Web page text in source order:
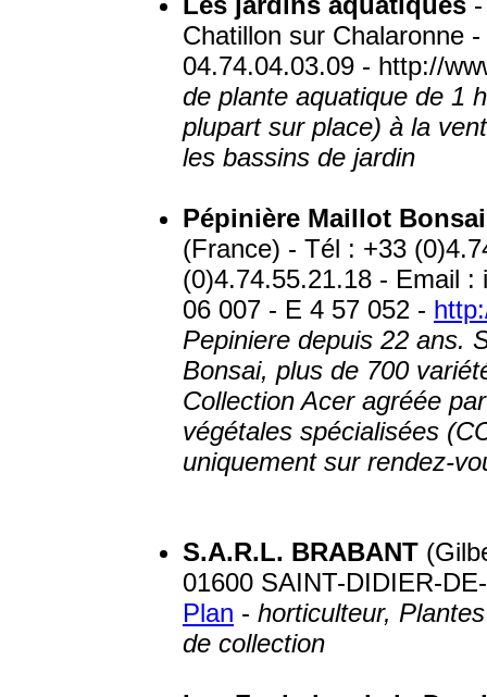
Chatillon sur Chalaronne
04.74.04.03.09 - http://
de plante aquatique de 1
plupart sur place) à la
les bassins de jardin
Pépinière Maillot Bonsai
(France) - Tél : +33
(0)4.74.55.21.18 - Email
06 007 - E 4 57 052 -
Pepiniere depuis 22 ans.
Bonsai, plus de 700
Collection Acer agréée
végétales spécialisées
uniquement sur rendez-
S.A.R.L. BRABANT
01600 SAINT-DIDIER-
Plan - horticulteur,
de collection